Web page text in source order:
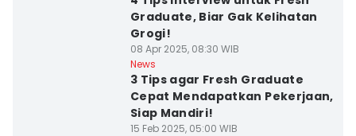
Graduate, Biar Gak Kelihatan
Grogi!
08 Apr 2025, 08:30 WIB
News
3 Tips agar Fresh Graduate
Cepat Mendapatkan Pekerjaan,
Siap Mandiri!
15 Feb 2025, 05:00 WIB